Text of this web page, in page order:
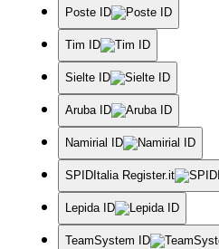
Poste ID
Tim ID
Sielte ID
Aruba ID
Namirial ID
SPIDItalia Register.it
Lepida ID
TeamSystem ID